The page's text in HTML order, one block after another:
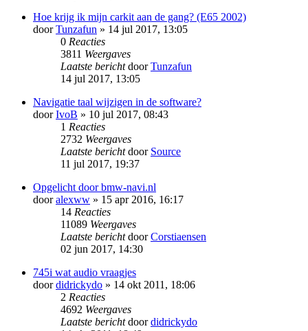
Hoe krijg ik mijn carkit aan de gang? (E65 2002)
doorTunzafun » 14 jul 2017, 13:05
0 Reacties
3811 Weergaves
Laatste berichtdoorTunzafun
14 jul 2017, 13:05
Navigatie taal wijzigen in de software?
doorIvoB » 10 jul 2017, 08:43
1 Reacties
2732 Weergaves
Laatste berichtdoor Source
11 jul 2017, 19:37
Opgelicht door bmw-navi.nl
dooralexww » 15 apr 2016, 16:17
14 Reacties
11089 Weergaves
Laatste berichtdoorCorstiaensen
02 jun 2017, 14:30
745i wat audio vraagjes
doordidrickydo » 14 okt 2011, 18:06
2 Reacties
4692 Weergaves
Laatste berichtdoordidrickydo